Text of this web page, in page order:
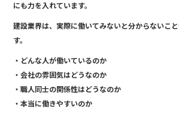
b
o
k
にも力を入れています。
建設業界は、実際に働いてみないと分からないこ
す。
・どんな人が働いているのか
・会社の雰囲気はどうなのか
・職人同士の関係性はどうなのか
・本当に働きやすいのか